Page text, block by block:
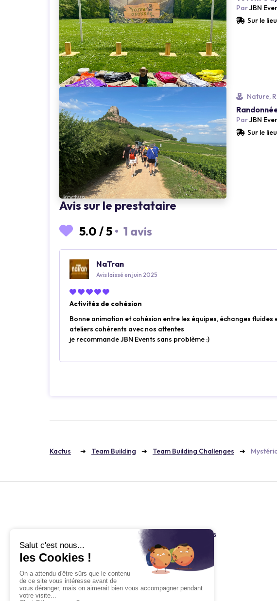
Loading...
ParJBN
Sur le
Nature,
ParJBN
Sur le
Avis sur le prestataire
5.0 /5 • 1 avis
NaTran
Avis laissé en juin 2025
Activités de cohésion
Bonne animation et cohésion entre les équipes, échanges
ateliers cohérents avec nos attentes
je recommande JBN Events sans problème :)
Kactus Team Building Team Building Challenges
À propos
Carrières
La RSE chez Kactus
Aide & F.A.Q.
Baromètre du Meetings &
Retrouvez nous
Blog
Facebook
Twitter
Linkedin